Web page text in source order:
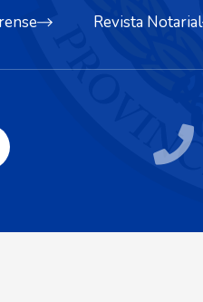
Revista Notarial